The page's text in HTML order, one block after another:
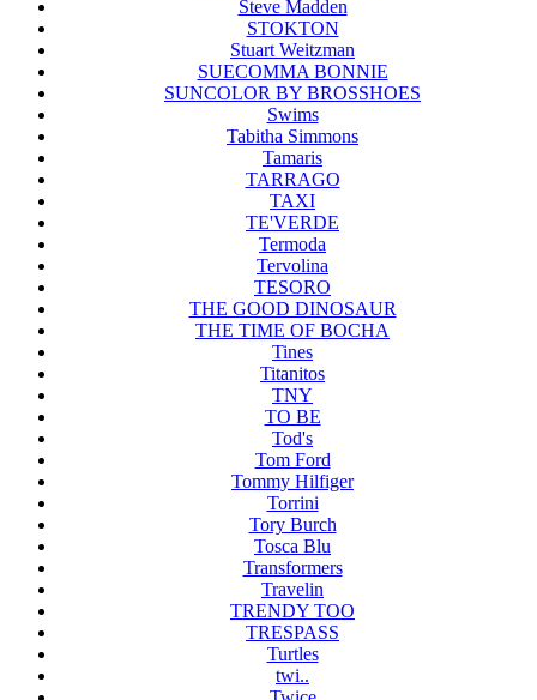
Steve Madden
STOKTON
Stuart Weitzman
SUECOMMA BONNIE
SUNCOLOR BY BROSSHOES
Swims
Tabitha Simmons
Tamaris
TARRAGO
TAXI
TE'VERDE
Termoda
Tervolina
TESORO
THE GOOD DINOSAUR
THE TIME OF BOCHA
Tines
Titanitos
TNY
TO BE
Tod's
Tom Ford
Tommy Hilfiger
Torrini
Tory Burch
Tosca Blu
Transformers
Travelin
TRENDY TOO
TRESPASS
Turtles
twi..